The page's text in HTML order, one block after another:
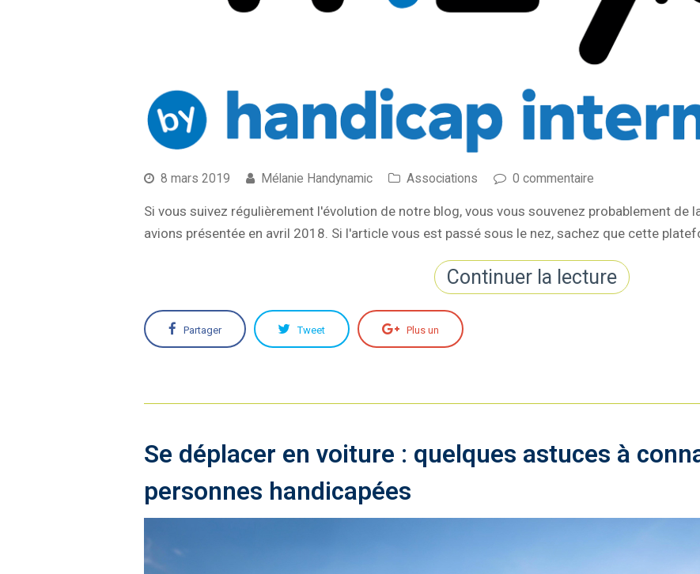
8 mars 2019 Mélanie Handynamic Associations 0 commentaire
Si vous suivez régulièrement l'évolution de notre blog, vous vous souvenez probablement de
avions présentée en avril 2018. Si l'article vous est passé sous le nez, sachez que cette
Continuer la lecture
Partager Tweet Plus un
Se déplacer en voiture : quelques astuces à
personnes handicapées